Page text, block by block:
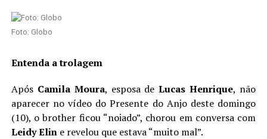
Foto: Globo
Entenda a trolagem
Após Camila Moura, esposa deLucas Henrique, não
aparecer no vídeo do Presente do Anjo deste domingo
(10), o brother ficou “noiado”, chorou em conversa com
LeidyEline revelou que estava “muito mal”.